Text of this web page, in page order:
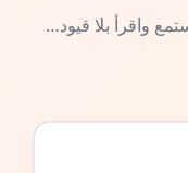
واقرأ بلا قيود…